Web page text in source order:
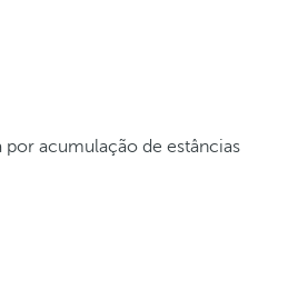
por acumulação de estâncias